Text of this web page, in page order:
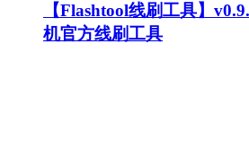
【Flashtool线刷工具】
机官方线刷工具